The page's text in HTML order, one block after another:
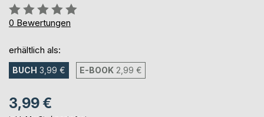
Bewertung::
0%
0 Bewertungen
erhältlich als:
BUCH 3,99 € E-BOOK 2,99 €
3,99 €